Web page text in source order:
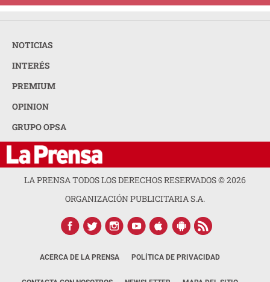
NOTICIAS
INTERÉS
PREMIUM
OPINION
GRUPO OPSA
LA PRENSA TODOS LOS DERECHOS RESERVADOS ©2026
ORGANIZACIÓN PUBLICITARIA S.A.
ACERCA DE LA PRENSA POLÍTICA DE PRIVACIDAD